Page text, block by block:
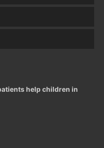
help children in